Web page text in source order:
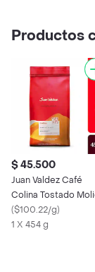
Productos
$ 45.500
Juan Valdez Café
Colina Tostado
Balanceado
($100.22/g)
1 X 454 g